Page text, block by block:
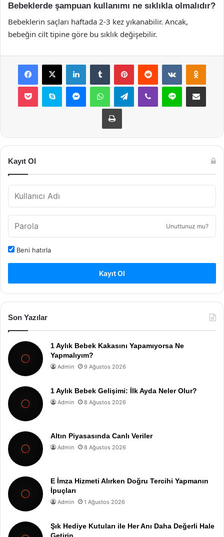
Bebeklerde şampuan kullanımı ne sıklıkla olmalıdır?
Bebeklerin saçları haftada 2-3 kez yıkanabilir. Ancak,
bebeğin cilt tipine göre bu sıklık değişebilir.
Facebook
X LinkedInTumblr PinterestReddit VKontakte
Pocket Skype MessengerWhatsAppTelegramViber Line E-Posta ile
Yazdır
Kayıt Ol
Unuttunuz mu?
Beni hatırla
Kayıt Ol
Son Yazılar
1 Aylık Bebek Kakasını Yapamıyorsa Ne
Yapmalıyım?
Admin 9 Ağustos 2026
1 Aylık Bebek Gelişimi: İlk Ayda Neler Olur?
Admin 8 Ağustos 2026
Altın Piyasasında Canlı Veriler
Admin 8 Ağustos 2026
E İmza Hizmeti Alırken Doğru Tercihi Yapmanın
İpuçları
Admin 1 Ağustos 2026
Şık Hediye Kutuları ile Her Anı Daha Değerli Hale